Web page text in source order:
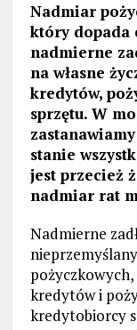
Nadmiar
który dopada
nadmierne
na własne
kredytów,
sprzętu. W
stanie
jest przecież
nadmiar rat
Nadmierne
kredytów i
kredytobiorcy